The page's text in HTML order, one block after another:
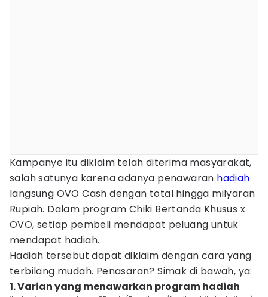
Kampanye itu diklaim telah diterima masyarakat,
salah satunya karena adanya penawaran hadiah
langsung OVO Cash dengan total hingga milyaran
Rupiah. Dalam program Chiki Bertanda Khusus x
OVO, setiap pembeli mendapat peluang untuk
mendapat hadiah.
Hadiah tersebut dapat diklaim dengan cara yang
terbilang mudah. Penasaran? Simak di bawah, ya:
1. Varian yang menawarkan program hadiah